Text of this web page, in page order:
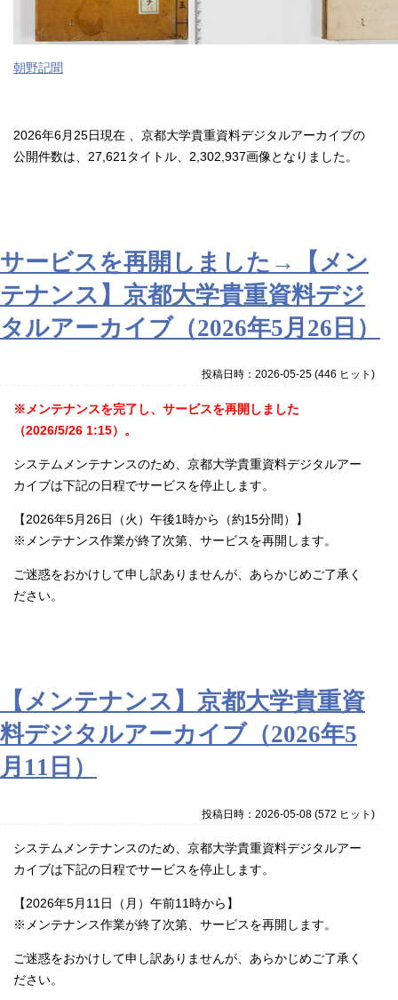
朝野記聞
2026年6月25日現在 、京都大学貴重資料デジタルアーカイブの
公開件数は、27,621タイトル、2,302,937画像となりました。
サービスを再開しました→【メン
テナンス】京都大学貴重資料デジ
タルアーカイブ（2026年5月26日）
投稿日時：2026-05-25(446 ヒット )
※メンテナンスを完了し、サービスを再開しました
（2026/5/26 1:15）。
システムメンテナンスのため、京都大学貴重資料デジタルアー
カイブは下記の日程でサービスを停止します。
【2026年5月26日（火）午後1時から（約15分間）】
※メンテナンス作業が終了次第、サービスを再開します。
ご迷惑をおかけして申し訳ありませんが、あらかじめご了承く
ださい。
【メンテナンス】京都大学貴重資
料デジタルアーカイブ（2026年5
月11日）
投稿日時：2026-05-08(572 ヒット )
システムメンテナンスのため、京都大学貴重資料デジタルアー
カイブは下記の日程でサービスを停止します。
【2026年5月11日（月）午前11時から】
※メンテナンス作業が終了次第、サービスを再開します。
ご迷惑をおかけして申し訳ありませんが、あらかじめご了承く
ださい。